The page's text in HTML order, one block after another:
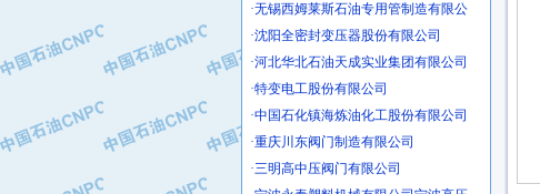
·沈阳全密封变压器股份有限公司
·河北华北石油天成实业集团有限公司
·特变电工股份有限公司
·中国石化镇海炼油化工股份有限公司
·重庆川东阀门制造有限公司
·三明高中压阀门有限公司
·宁波永泰塑料机械有限公司宁波高压